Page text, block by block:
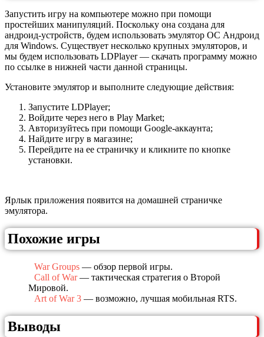
Запустить игру на компьютере можно при помощи
простейших манипуляций. Поскольку она создана для
андроид-устройств, будем использовать эмулятор ОС Андроид
для Windows. Существует несколько крупных эмуляторов, и
мы будем использовать LDPlayer — скачать программу можно
по ссылке в нижней части данной страницы.
Установите эмулятор и выполните следующие действия:
Запустите LDPlayer;
Войдите через него в Play Market;
Авторизуйтесь при помощи Google-аккаунта;
Найдите игру в магазине;
Перейдите на ее страничку и кликните по кнопке
установки.
Ярлык приложения появится на домашней страничке
эмулятора.
Похожие игры
War Groups — обзор первой игры.
Call of War— тактическая стратегия о Второй
Мировой.
Art of War 3 — возможно, лучшая мобильная RTS.
Выводы